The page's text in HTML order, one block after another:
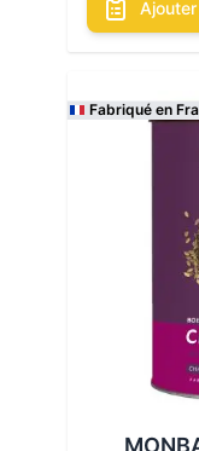
Fabriqué en
Les